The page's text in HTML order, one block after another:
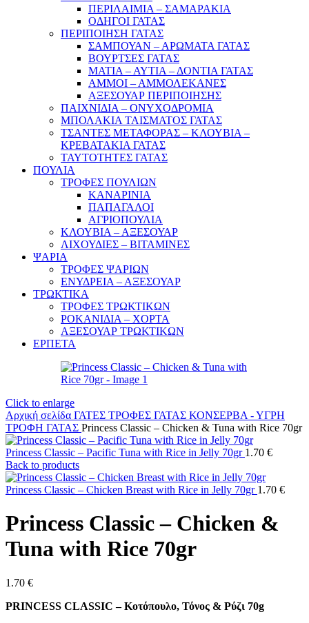
ΠΕΡΙΛΑΙΜΙΑ – ΣΑΜΑΡΑΚΙΑ
ΟΔΗΓΟΙ ΓΑΤΑΣ
ΠΕΡΙΠΟΙΗΣΗ ΓΑΤΑΣ
ΣΑΜΠΟΥΑΝ – ΑΡΩΜΑΤΑ ΓΑΤΑΣ
ΒΟΥΡΤΣΕΣ ΓΑΤΑΣ
ΜΑΤΙΑ – ΑΥΤΙΑ – ΔΟΝΤΙΑ ΓΑΤΑΣ
ΑΜΜΟΙ – ΑΜΜΟΛΕΚΑΝΕΣ
ΑΞΕΣΟΥΑΡ ΠΕΡΙΠΟΙΗΣΗΣ
ΠΑΙΧΝΙΔΙΑ – ΟΝΥΧΟΔΡΟΜΙΑ
ΜΠΟΛΑΚΙΑ ΤΑΙΣΜΑΤΟΣ ΓΑΤΑΣ
ΤΣΑΝΤΕΣ ΜΕΤΑΦΟΡΑΣ – ΚΛΟΥΒΙΑ –
ΚΡΕΒΑΤΑΚΙΑ ΓΑΤΑΣ
ΤΑΥΤΟΤΗΤΕΣ ΓΑΤΑΣ
ΠΟΥΛΙΑ
ΤΡΟΦΕΣ ΠΟΥΛΙΩΝ
ΚΑΝΑΡΙΝΙΑ
ΠΑΠΑΓΑΛΟΙ
ΑΓΡΙΟΠΟΥΛΙΑ
ΚΛΟΥΒΙΑ – ΑΞΕΣΟΥΑΡ
ΛΙΧΟΥΔΙΕΣ – ΒΙΤΑΜΙΝΕΣ
ΨΑΡΙΑ
ΤΡΟΦΕΣ ΨΑΡΙΩΝ
ΕΝΥΔΡΕΙΑ – ΑΞΕΣΟΥΑΡ
ΤΡΩΚΤΙΚΑ
ΤΡΟΦΕΣ ΤΡΩΚΤΙΚΩΝ
ΡΟΚΑΝΙΔΙΑ – ΧΟΡΤΑ
ΑΞΕΣΟΥΑΡ ΤΡΩΚΤΙΚΩΝ
ΕΡΠΕΤΑ
Click to enlarge
Αρχική σελίδα ΓΑΤΕΣ ΤΡΟΦΕΣ ΓΑΤΑΣ ΚΟΝΣΕΡΒΑ - ΥΓΡΗ
ΤΡΟΦΗ ΓΑΤΑΣ Princess Classic – Chicken & Tuna with Rice 70gr
Princess Classic – Pacific Tuna with Rice in Jelly 70gr 1.70 €
Back to products
Princess Classic – Chicken Breast with Rice in Jelly 70gr 1.70 €
Princess Classic – Chicken &
Tuna with Rice 70gr
1.70 €
PRINCESS CLASSIC – Κοτόπουλο, Τόνος & Ρύζι 70g